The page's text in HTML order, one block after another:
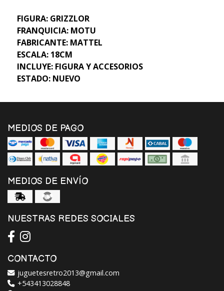
FIGURA: GRIZZLOR
FRANQUICIA: MOTU
FABRICANTE: MATTEL
ESCALA: 18CM
INCLUYE: FIGURA Y ACCESORIOS
ESTADO: NUEVO
MEDIOS DE PAGO
MEDIOS DE ENVÍO
NUESTRAS REDES SOCIALES
CONTACTO
juguetesretro2013@gmail.com
+543413028848